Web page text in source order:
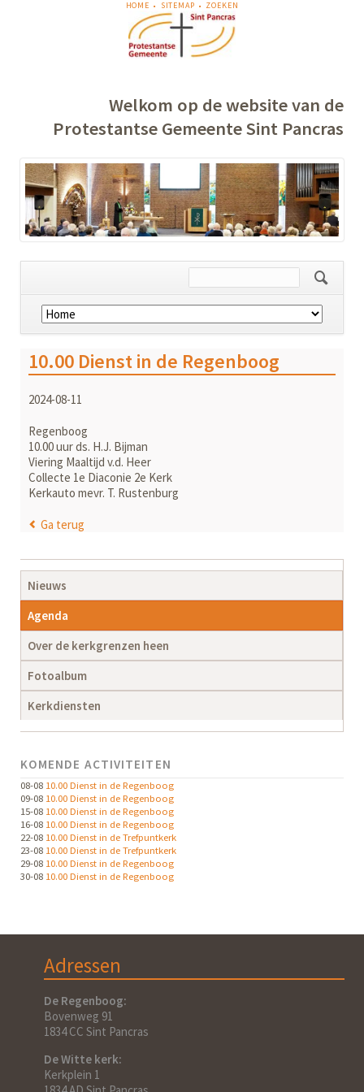
NAVIGATIE
OVERSLAAN
HOME SITEMAP ZOEKEN
Welkom op de website van de
Protestantse Gemeente Sint Pancras
Navigatie
overslaan
10.00 Dienst in de Regenboog
2024-08-11
Regenboog
10.00 uur ds. H.J. Bijman
Viering Maaltijd v.d. Heer
Collecte 1e Diaconie 2e Kerk
Kerkauto mevr. T. Rustenburg
Ga terug
Navigatie
overslaan
Nieuws
Agenda
Over de kerkgrenzen heen
Fotoalbum
Kerkdiensten
KOMENDE ACTIVITEITEN
08-08 10.00 Dienst in de Regenboog
09-08 10.00 Dienst in de Regenboog
15-08 10.00 Dienst in de Regenboog
16-08 10.00 Dienst in de Regenboog
22-08 10.00 Dienst in de Trefpuntkerk
23-08 10.00 Dienst in de Trefpuntkerk
29-08 10.00 Dienst in de Regenboog
30-08 10.00 Dienst in de Regenboog
Adressen
De Regenboog:
Bovenweg 91
1834 CC Sint Pancras
De Witte kerk:
Kerkplein 1